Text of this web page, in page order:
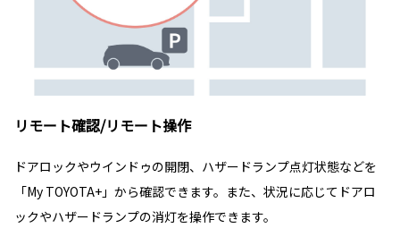
リモート確認/リモート操作
ドアロックやウインドゥの開閉、ハザードランプ点灯状態などを
「My TOYOTA+」から確認できます。また、状況に応じてドアロ
ックやハザードランプの消灯を操作できます。